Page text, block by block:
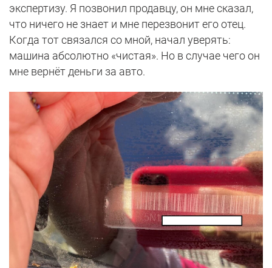
экспертизу. Я позвонил продавцу, он мне сказал,
что ничего не знает и мне перезвонит его отец.
Когда тот связался со мной, начал уверять:
машина абсолютно «чистая». Но в случае чего он
мне вернёт деньги за авто.